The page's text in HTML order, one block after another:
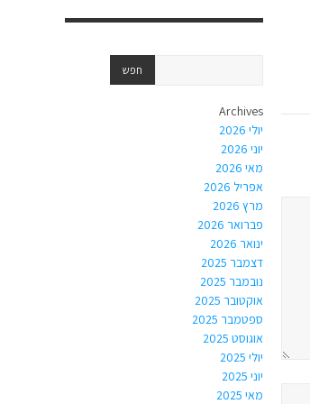
Archives
יולי 2026
יוני 2026
מאי 2026
אפריל 2026
מרץ 2026
פברואר 2026
ינואר 2026
דצמבר 2025
נובמבר 2025
אוקטובר 2025
ספטמבר 2025
אוגוסט 2025
יולי 2025
יוני 2025
מאי 2025